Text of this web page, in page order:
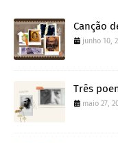
Canção
junho 10,
Três
maio 27,